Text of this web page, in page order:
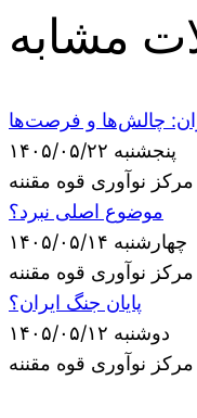
مشابه
چالش‌ها و فرصت‌ها
پنجشنبه ۱۴۰۵/۰۵/۲۲
نوآوری قوه مقننه
موضوع اصلی نبرد؟
چهارشنبه ۱۴۰۵/۰۵/۱۴
نوآوری قوه مقننه
پایان جنگ ایران؟
دوشنبه ۱۴۰۵/۰۵/۱۲
نوآوری قوه مقننه